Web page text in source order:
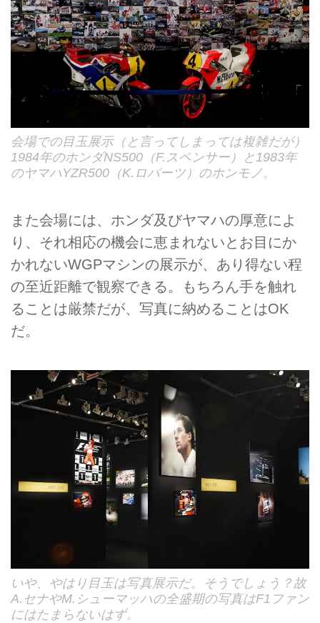
会場での目玉展示（と言ってしまっては複雑だが）
1984年のホンダNS500（F.スペンサー）と1983年
のヤマハYZR500（K.ロバーツ）のホンモノ。
また会場には、ホンダ及びヤマハの厚意によ
り、それ相応の機会に恵まれないとお目にか
かれないWGPマシンの展示が、あり得ない程
の至近距離で観察できる。もちろん手を触れ
ることは厳禁だが、写真に納めることはOK
だ。
いや、やはり目玉は写真展示だ。そうでしょう？故
A.セナやM.シューマッハの全盛期の写真はF1ファン
にはたまらないはず。